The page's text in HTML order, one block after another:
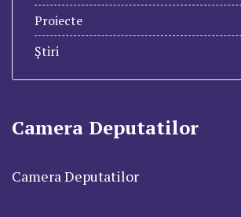
Proiecte
Știri
Camera Deputatilor
Camera Deputatilor